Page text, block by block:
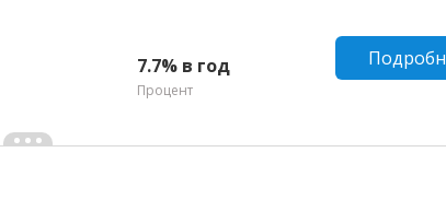
7.7% в год
Процент